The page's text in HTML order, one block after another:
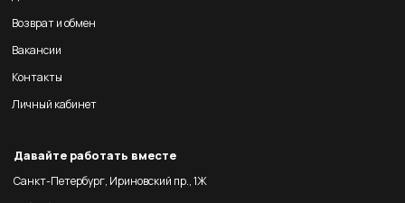
Возврат и обмен
Вакансии
Контакты
Личный кабинет
Давайте работать вместе
Санкт-Петербург, Ириновский пр., 1Ж